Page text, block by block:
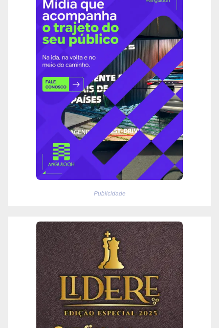
Publicidade